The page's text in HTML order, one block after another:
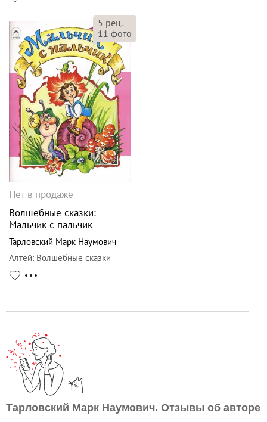
5 рец.
11 фото
Нет в продаже
Волшебные сказки:
Мальчик с пальчик
Тарловский Марк Наумович
Алтей: Волшебные сказки
Тарловский Марк Наумович. Отзывы об авторе